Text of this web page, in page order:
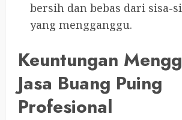
bersih dan bebas dari sisa-
yang mengganggu.
Keuntungan
Jasa Buang Puing
Profesional